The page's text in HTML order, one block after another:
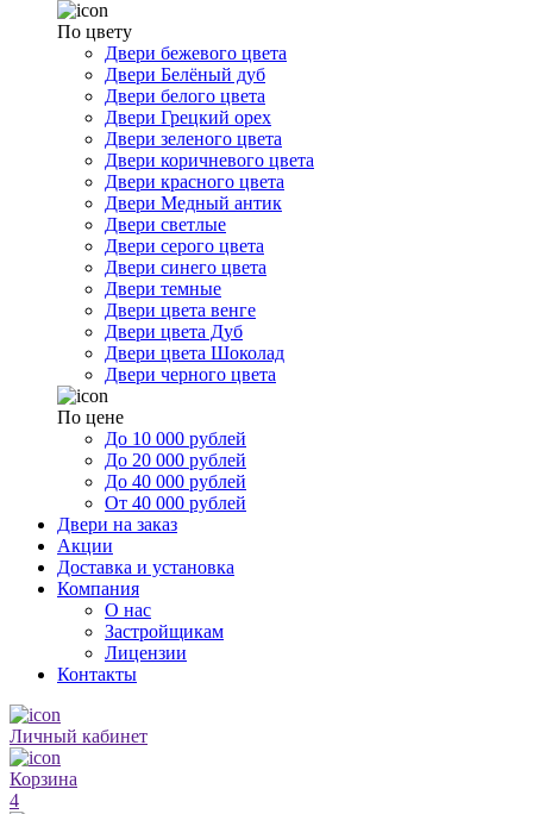
По цвету
Двери бежевого цвета
Двери Белёный дуб
Двери белого цвета
Двери Грецкий орех
Двери зеленого цвета
Двери коричневого цвета
Двери красного цвета
Двери Медный антик
Двери светлые
Двери серого цвета
Двери синего цвета
Двери темные
Двери цвета венге
Двери цвета Дуб
Двери цвета Шоколад
Двери черного цвета
По цене
До 10 000 рублей
До 20 000 рублей
До 40 000 рублей
От 40 000 рублей
Двери на заказ
Акции
Доставка и установка
Компания
О нас
Застройщикам
Лицензии
Контакты
Личный кабинет
Корзина
4